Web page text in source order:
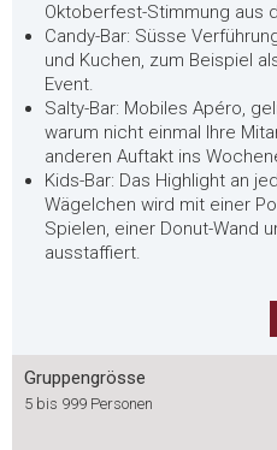
Oktoberfest-Stimmung aus
Candy-Bar: Süsse
und Kuchen, zum Beispiel
Event.
Salty-Bar: Mobiles Apéro,
warum nicht einmal Ihre
anderen Auftakt ins
Kids-Bar: Das Highlight an
Wägelchen wird mit einer
Spielen, einer Donut-Wand
ausstaffiert.
Gruppengrösse
5 bis 999 Personen